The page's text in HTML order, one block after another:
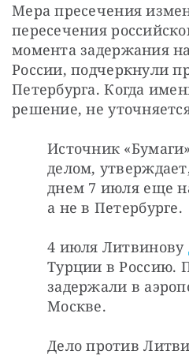
Мера пресечения
пересечения
момента задержания
России, подчеркнули
Петербурга. Когда
решение, не
Источник
делом,
днем 7 июля еще
а не в Петербурге.
4 июля Литвинову
Турции в Россию.
задержали в
Москве.
Дело против